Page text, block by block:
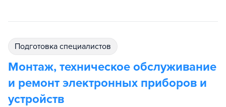
подготовка специалистов
Монтаж, техническое обслуживание
и ремонт электронных приборов и
устройств